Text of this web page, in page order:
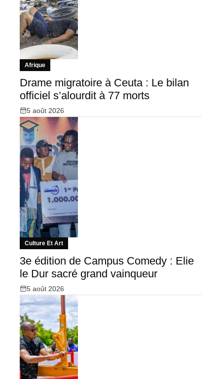
Afrique
Drame migratoire à Ceuta : Le bilan
officiel s’alourdit à 77 morts
5 août 2026
Culture Et Art
3e édition de Campus Comedy : Elie
le Dur sacré grand vainqueur
5 août 2026